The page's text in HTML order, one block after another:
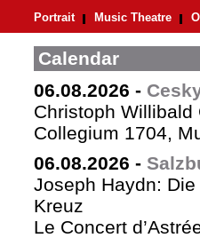
Portrait Music Theatre
Calendar
06.08.2026 -
Christoph Willibald
Collegium 1704,
06.08.2026 -
Joseph Haydn:
Kreuz
Le Concert